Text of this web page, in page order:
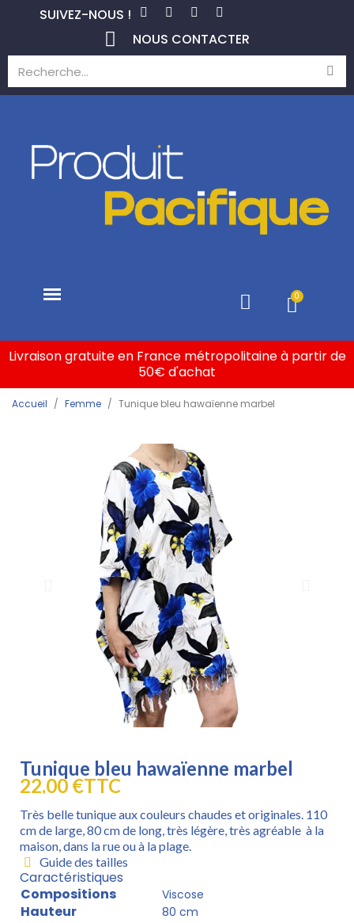
SUIVEZ-NOUS !
NOUS CONTACTER
Livraison gratuite en France métropolitaine à partir de
50€ d'achat
Accueil Femme Tunique bleu hawaïenne marbel
Tunique bleu hawaïenne marbel
22,00 €TTC
Très belle tunique aux couleurs chaudes et originales. 110
cm de large, 80 cm de long, très légère, très agréable à la
maison, dans la rue ou à la plage.
Guide des tailles
Caractéristiques
Compositions
Viscose
Hauteur 80 cm